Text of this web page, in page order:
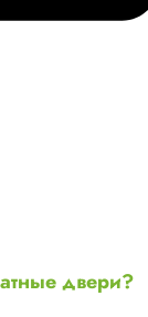
двери?